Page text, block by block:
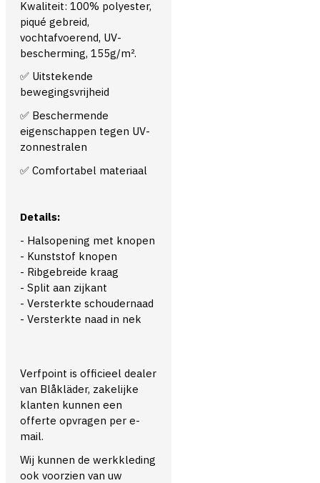
Kwaliteit: 100% polyester,
piqué gebreid,
vochtafvoerend, UV-
bescherming, 155g/m².
✅ Uitstekende
bewegingsvrijheid
✅ Beschermende
eigenschappen tegen UV-
zonnestralen
✅ Comfortabel materiaal
Details:
- Halsopening met knopen
- Kunststof knopen
- Ribgebreide kraag
- Split aan zijkant
- Versterkte schoudernaad
- Versterkte naad in nek
Verfpoint is officieel dealer
van Blåkläder, zakelijke
klanten kunnen een
offerte opvragen per e-
mail.
Wij kunnen de werkkleding
ook voorzien van uw